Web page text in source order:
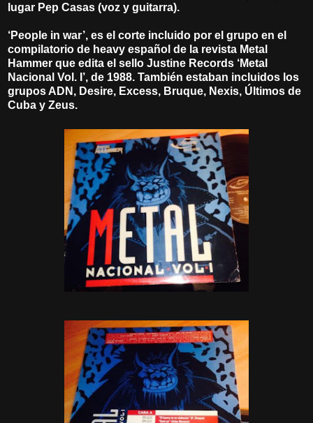
lugar Pep Casas (voz y guitarra).
‘People in war’, es el corte incluido por el grupo en el
compilatorio de heavy español de la revista Metal
Hammer que edita el sello Justine Records ‘Metal
Nacional Vol. I’, de 1988. También estaban incluidos los
grupos ADN, Desire, Excess, Bruque, Nexis, Últimos de
Cuba y Zeus.